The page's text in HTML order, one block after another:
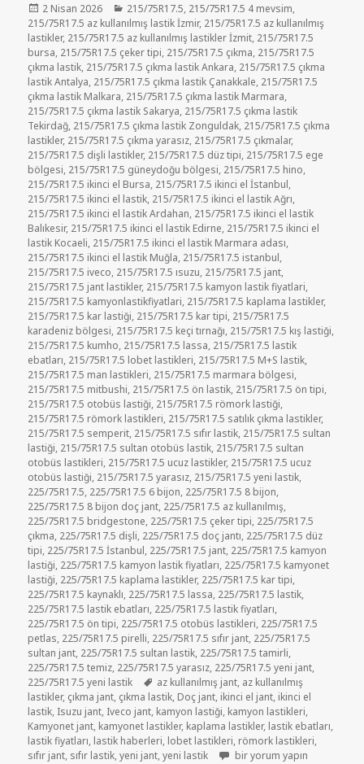
Yayın
tarihi
2 Nisan 2026 Kategoriler
215/75R17.5, 215/75R17.5 4 mevsim,
215/75R17.5 az kullanılmış lastik İzmir, 215/75R17.5 az kullanılmış
lastikler, 215/75R17.5 az kullanılmış lastikler İzmit, 215/75R17.5
bursa, 215/75R17.5 çeker tipi, 215/75R17.5 çıkma, 215/75R17.5
çıkma lastik, 215/75R17.5 çıkma lastik Ankara, 215/75R17.5 çıkma
lastik Antalya, 215/75R17.5 çıkma lastik Çanakkale, 215/75R17.5
çıkma lastik Malkara, 215/75R17.5 çıkma lastik Marmara,
215/75R17.5 çıkma lastik Sakarya, 215/75R17.5 çıkma lastik
Tekirdağ, 215/75R17.5 çıkma lastik Zonguldak, 215/75R17.5 çıkma
lastikler, 215/75R17.5 çıkma yarasız, 215/75R17.5 çıkmalar,
215/75R17.5 dişli lastikler, 215/75R17.5 düz tipi, 215/75R17.5 ege
bölgesi, 215/75R17.5 güneydoğu bölgesi, 215/75R17.5 hino,
215/75R17.5 ikinci el Bursa, 215/75R17.5 ikinci el İstanbul,
215/75R17.5 ikinci el lastik, 215/75R17.5 ikinci el lastik Ağrı,
215/75R17.5 ikinci el lastik Ardahan, 215/75R17.5 ikinci el lastik
Balıkesir, 215/75R17.5 ikinci el lastik Edirne, 215/75R17.5 ikinci el
lastik Kocaeli, 215/75R17.5 ikinci el lastik Marmara adası,
215/75R17.5 ikinci el lastik Muğla, 215/75R17.5 istanbul,
215/75R17.5 iveco, 215/75R17.5 ısuzu, 215/75R17.5 jant,
215/75R17.5 jant lastikler, 215/75R17.5 kamyon lastik fiyatlari,
215/75R17.5 kamyonlastikfiyatlari, 215/75R17.5 kaplama lastikler,
215/75R17.5 kar lastiği, 215/75R17.5 kar tipi, 215/75R17.5
karadeniz bölgesi, 215/75R17.5 keçi tırnağı, 215/75R17.5 kış lastiği,
215/75R17.5 kumho, 215/75R17.5 lassa, 215/75R17.5 lastik
ebatları, 215/75R17.5 lobet lastikleri, 215/75R17.5 M+S lastik,
215/75R17.5 man lastikleri, 215/75R17.5 marmara bölgesi,
215/75R17.5 mitbushi, 215/75R17.5 ön lastik, 215/75R17.5 ön tipi,
215/75R17.5 otobüs lastiği, 215/75R17.5 römork lastiği,
215/75R17.5 römork lastikleri, 215/75R17.5 satılık çıkma lastikler,
215/75R17.5 semperit, 215/75R17.5 sıfır lastik, 215/75R17.5 sultan
lastiği, 215/75R17.5 sultan otobüs lastik, 215/75R17.5 sultan
otobüs lastikleri, 215/75R17.5 ucuz lastikler, 215/75R17.5 ucuz
otobüs lastiği, 215/75R17.5 yarasız, 215/75R17.5 yeni lastik,
225/75R17.5, 225/75R17.5 6 bijon, 225/75R17.5 8 bijon,
225/75R17.5 8 bijon doç jant, 225/75R17.5 az kullanılmış,
225/75R17.5 bridgestone, 225/75R17.5 çeker tipi, 225/75R17.5
çıkma, 225/75R17.5 dişli, 225/75R17.5 doç jantı, 225/75R17.5 düz
tipi, 225/75R17.5 İstanbul, 225/75R17.5 jant, 225/75R17.5 kamyon
lastiği, 225/75R17.5 kamyon lastik fiyatları, 225/75R17.5 kamyonet
lastiği, 225/75R17.5 kaplama lastikler, 225/75R17.5 kar tipi,
225/75R17.5 kaynaklı, 225/75R17.5 lassa, 225/75R17.5 lastik,
225/75R17.5 lastik ebatları, 225/75R17.5 lastik fiyatları,
225/75R17.5 ön tipi, 225/75R17.5 otobüs lastikleri, 225/75R17.5
petlas, 225/75R17.5 pirelli, 225/75R17.5 sıfır jant, 225/75R17.5
sultan jant, 225/75R17.5 sultan lastik, 225/75R17.5 tamirli,
225/75R17.5 temiz, 225/75R17.5 yarasız, 225/75R17.5 yeni jant,
225/75R17.5 yeni lastik
Etiketler
az kullanılmış jant, az kullanılmış
lastikler, çıkma jant, çıkma lastik, Doç jant, ikinci el jant, ikinci el
lastik, Isuzu jant, Iveco jant, kamyon lastiği, kamyon lastikleri,
Kamyonet jant, kamyonet lastikler, kaplama lastikler, lastik ebatları,
lastik fiyatları, lastik haberleri, lobet lastikleri, römork lastikleri,
sıfır jant, sıfır lastik,yeni jant,yeni lastik KAMYONET LASTİK PETLAS
bir yorum yapın